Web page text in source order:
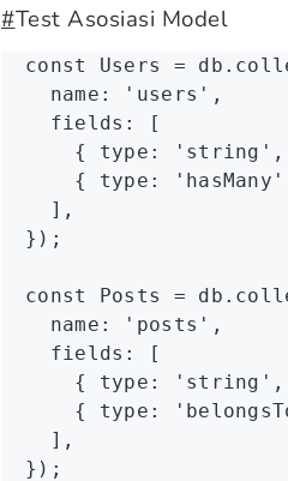
#Test Asosiasi Model
const Users = db
  name
: 'users' ,
  fields
:
[
    { type
: 'string' ,
    { type
: 'hasMany'
  ]
,
});
const Posts = db
  name
: 'posts' ,
  fields
:
[
    { type
: 'string' ,
    { type
:
  ]
,
});